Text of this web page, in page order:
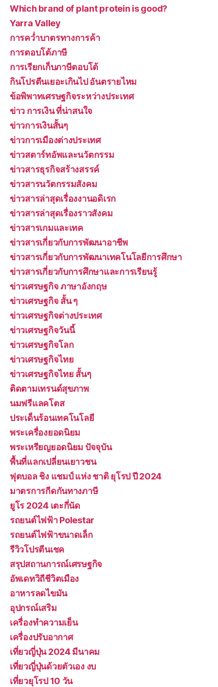
Which brand of plant protein is good?
Yarra Valley
การคว่ำบาตรทางการค้า
การตอบโต้ภาษี
การเรียกเก็บภาษีตอบโต้
กินโปรตีนเยอะเกินไป อันตรายไหม
ข้อพิพาทเศรษฐกิจระหว่างประเทศ
ข่าว การเงิน ที่น่าสนใจ
ข่าวการเงินสั้นๆ
ข่าวการเมืองต่างประเทศ
ข่าวสตาร์ทอัพและนวัตกรรม
ข่าวสารธุรกิจสร้างสรรค์
ข่าวสารนวัตกรรมสังคม
ข่าวสารล่าสุดเรื่องงานอดิเรก
ข่าวสารล่าสุดเรื่องราวสังคม
ข่าวสารเกมและเทค
ข่าวสารเกี่ยวกับการพัฒนาอาชีพ
ข่าวสารเกี่ยวกับการพัฒนาเทคโนโลยีการศึกษา
ข่าวสารเกี่ยวกับการศึกษาและการเรียนรู้
ข่าวเศรษฐกิจ ภาษาอังกฤษ
ข่าวเศรษฐกิจ สั้น ๆ
ข่าวเศรษฐกิจต่างประเทศ
ข่าวเศรษฐกิจวันนี้
ข่าวเศรษฐกิจโลก
ข่าวเศรษฐกิจไทย
ข่าวเศรษฐกิจไทย สั้นๆ
ติดตามเทรนด์สุขภาพ
นมฟรีแลคโตส
ประเด็นร้อนเทคโนโลยี
พระเครื่องยอดนิยม
พระเหรียญยอดนิยม ปัจจุบัน
พื้นที่แลกเปลี่ยนเยาวชน
ฟุตบอล ชิง แชมป์ แห่ง ชาติ ยุโรป ปี 2024
มาตรการกีดกันทางภาษี
ยูโร 2024 เตะกี่นัด
รถยนต์ไฟฟ้า Polestar
รถยนต์ไฟฟ้าขนาดเล็ก
รีวิวโปรตีนเชค
สรุปสถานการณ์เศรษฐกิจ
อัพเดทวิถีชีวิตเมือง
อาหารลดไขมัน
อุปกรณ์เสริม
เครื่องทำความเย็น
เครื่องปรับอากาศ
เที่ยวญี่ปุ่น 2024 มีนาคม
เที่ยวญี่ปุ่นด้วยตัวเอง งบ
เที่ยวยุโรป 10 วัน